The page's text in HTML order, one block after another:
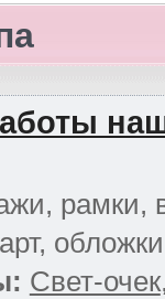
рамки,
Свет-очек